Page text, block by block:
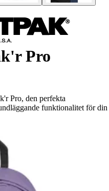
Pro
Pro, den perfekta
funktionalitet för din